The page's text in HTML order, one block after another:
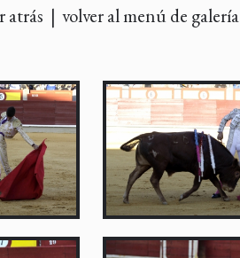
atrás | volver al menú de galería